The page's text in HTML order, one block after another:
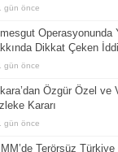
gün önce
Operasyonunda
Dikkat Çeken
gün önce
Özgür Özel ve
Kararı
gün önce
Terörsüz